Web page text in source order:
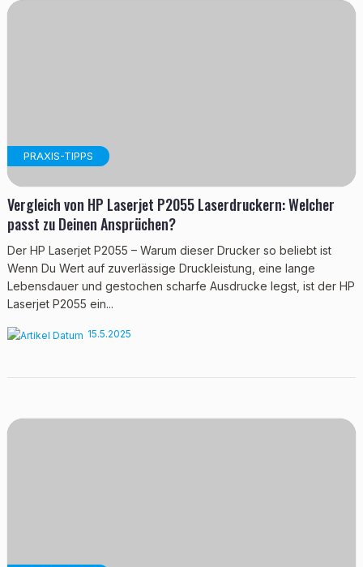
PRAXIS-TIPPS
Vergleich von HP Laserjet P2055 Laserdruckern: Welcher
passt zu Deinen Ansprüchen?
Der HP Laserjet P2055 – Warum dieser Drucker so beliebt ist
Wenn Du Wert auf zuverlässige Druckleistung, eine lange
Lebensdauer und gestochen scharfe Ausdrucke legst, ist der HP
Laserjet P2055 ein...
15.5.2025